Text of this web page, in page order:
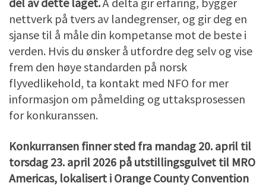
nettverk på tvers av landegrenser, og gir deg en
sjanse til å måle din kompetanse mot de beste i
verden. Hvis du ønsker å utfordre deg selv og vise
frem den høye standarden på norsk
flyvedlikehold, ta kontakt med NFO for mer
informasjon om påmelding og uttaksprosessen
for konkuranssen.
Konkurransen finner sted fra mandag 20. april til
torsdag 23. april 2026 på utstillingsgulvet til MRO
Americas, lokalisert i Orange County Convention